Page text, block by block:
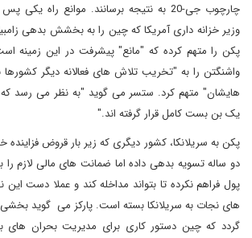
چارچوب جی-20 به نتیجه برسانند. موانع راه
وزیر خزانه داری آمریکا که چین را به بخشش بدهی
پکن را متهم کرده که "مانع" پیشرفت در این زمینه
واشنگتن را به "تخریب تلاش های فعالانه دیگر
هایشان" متهم کرد. ستسر می گوید "به نظر می رسد که
یک بن بست کامل قرار گرفته اند."
پکن به سریلانکا، کشور دیگری که زیر بار قروض
دو ساله تسویه بدهی داده اما ضمانت های مالی لازم را
پول فراهم نکرده تا بتواند مداخله کند و عملا دست این
های نجات به سریلانکا بسته است. پارکز می گوید
گردد که چین دستور کاری برای مدیریت بحران های